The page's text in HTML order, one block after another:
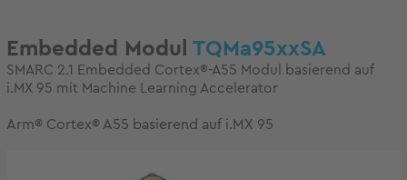
Embedded Modul TQMa95xxSA
SMARC 2.1 Embedded Cortex®-A55 Modul basierend auf
i.MX 95 mit Machine Learning Accelerator
Arm® Cortex® A55 basierend auf i.MX 95